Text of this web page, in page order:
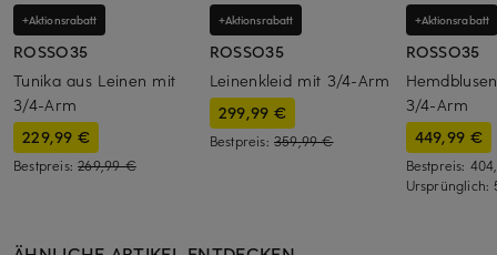
+Aktionsrabatt
ROSSO35
Tunika aus Leinen mit
3/4-Arm
229,99 €
Bestpreis:269,99 €
+Aktionsrabatt
ROSSO35
Leinenkleid mit 3/4-Arm
299,99 €
Bestpreis: 359,99 €
+Aktionsrabatt
ROSSO35
3/4-Arm
449,99 €
Bestpreis:
Ursprünglich: